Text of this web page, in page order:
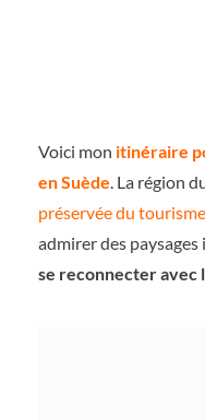
Voici mon itinéraire
en Suède. La région
préservée du
admirer des
se reconnecter avec